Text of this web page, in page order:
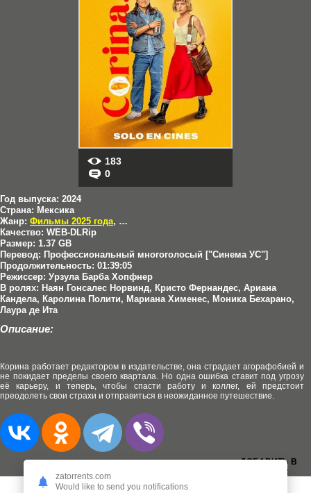
183
0
Год выпуска: 2024
Страна: Мексика
Жанр: Фильмы 2025 года, Драмы
Качество: WEB-DLRip
Размер: 1.37 GB
Перевод: Профессиональный многоголосый ["Синема УС"]
Продолжительность: 01:39:05
Режиссер: Урзула Барба Хопфнер
В ролях: Наян Гонсалес Норвинд, Кристо Фернандес, Ариана
Кандела, Каролина Полити, Мариана Хименес, Моника Бехарано,
Лаура де Ита
Описание:
Корина работает редактором в издательстве, она страдает агорафобией и
не покидает пределы своего квартала. Но одна ошибка ставит под угрозу
её карьеру, и теперь, чтобы спасти работу и коллег, ей предстоит
преодолеть свои страхи и отправиться в неожиданное путешествие.
ДОБАВИТЬ В
ЗАКЛАДКИ:
zatorrents.com
Would like to send you notifications